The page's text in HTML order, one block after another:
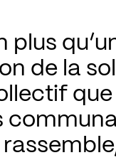
plus
de la
que